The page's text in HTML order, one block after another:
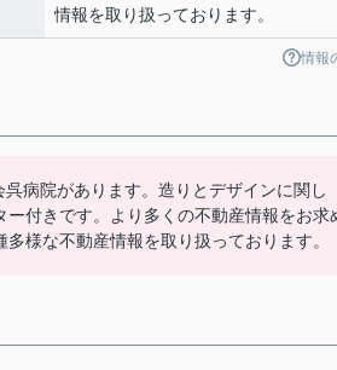
情報を取り扱っております。
情報
病院があります。造りとデザインに関し
付きです。より多くの不動産情報をお求
様な不動産情報を取り扱っております。